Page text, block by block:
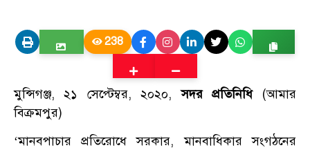
238
মুন্সিগঞ্জ, ২১ সেপ্টেম্বর, ২০২০,সদর প্রতিনিধি(আমার
বিক্রমপুর)
‘মানবপাচার প্রতিরোধে সরকার, মানবাধিকার সংগঠনের